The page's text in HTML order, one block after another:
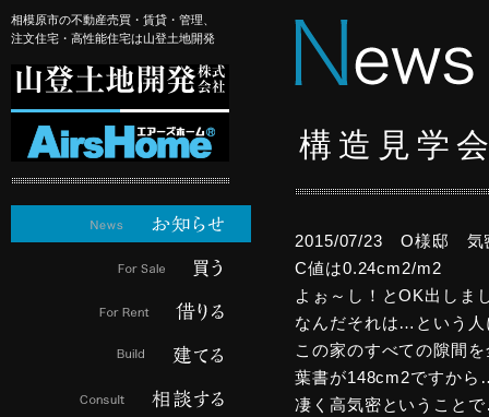
相模原市の不動産売買・賃貸・管理、
注文住宅・高性能住宅は山登土地開発
構造見学
2015/07/23 O様邸 気
C値は0.24cm2/m2
よぉ～し！とOK出しま
なんだそれは…という人
この家のすべての隙間
葉書が148cm2ですか
凄く高気密ということ